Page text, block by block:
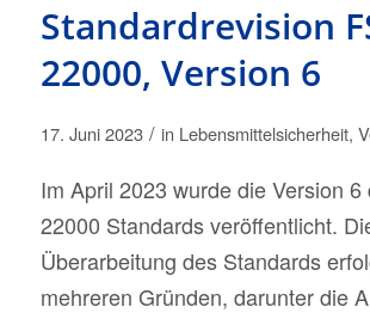
Standardrevision
22000, Version 6
17. Juni 2023 / in Lebensmittelsicherheit,
Im April 2023 wurde die Version 6
22000 Standards veröffentlicht.
Überarbeitung des Standards
mehreren Gründen, darunter die